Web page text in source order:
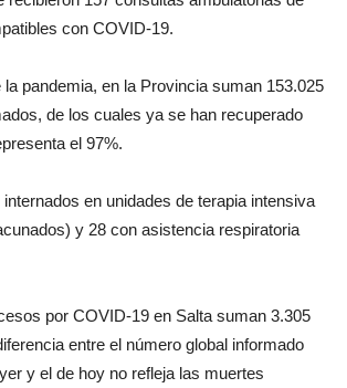
con COVID-19.
la pandemia, en la Provincia suman 153.025
de los cuales ya se han recuperado
el 97%.
en unidades de terapia intensiva
y 28 con asistencia respiratoria
por COVID-19 en Salta suman 3.305
entre el número global informado
y el de hoy no refleja las muertes